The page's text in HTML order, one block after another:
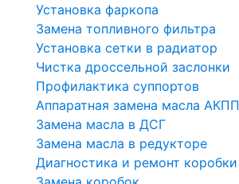
Установка фаркопа
Замена топливного фильтра
Установка сетки в радиатор
Чистка дроссельной заслонки
Профилактика суппортов
Аппаратная замена масла АКПП
Замена масла в ДСГ
Замена масла в редукторе
Диагностика и ремонт коробки